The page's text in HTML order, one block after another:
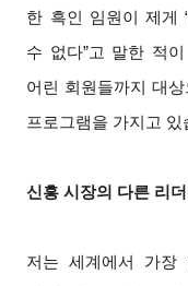
한 흑인 임원이 제게
수 없다”고 말한 적
어린 회원들까지 대
프로그램을 가지고 있
신흥 시장의 다른 리
저는 세계에서 가장